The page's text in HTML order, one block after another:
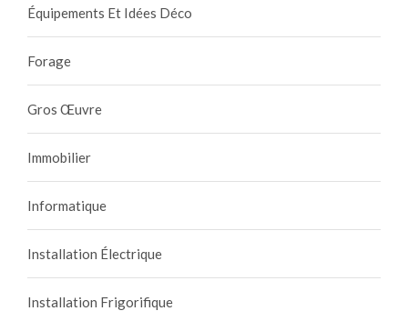
Équipements Et Idées Déco
Forage
Gros Œuvre
Immobilier
Informatique
Installation Électrique
Installation Frigorifique